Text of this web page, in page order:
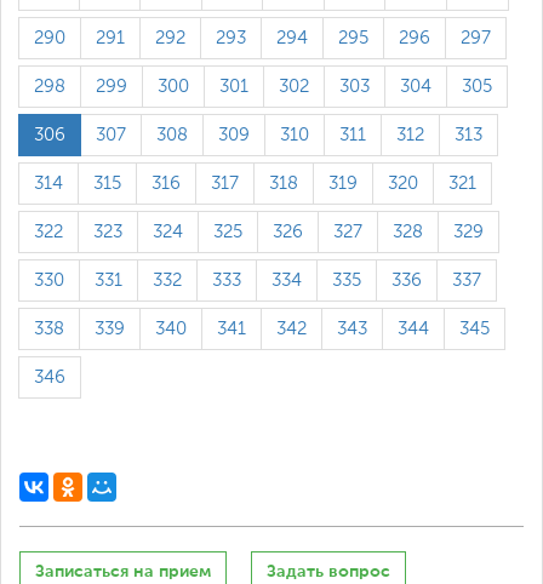
290 291 292 293 294 295 296 297
298 299 300 301 302 303 304 305
306 307 308 309 310 311 312 313
314 315 316 317 318 319 320 321
322 323 324 325 326 327 328 329
330 331 332 333 334 335 336 337
338 339 340 341 342 343 344 345
346
Записаться на прием Задать вопрос